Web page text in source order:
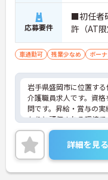
応募要件
■初任者
許（AT
車通勤可 残業少なめ ボー
岩手県盛岡市に位置す
介護職員求人です。資
問です。昇給・賞与の
かりと評価される環境
面接対策ポイント等、
でお気軽にご相談くださ
詳細を見る